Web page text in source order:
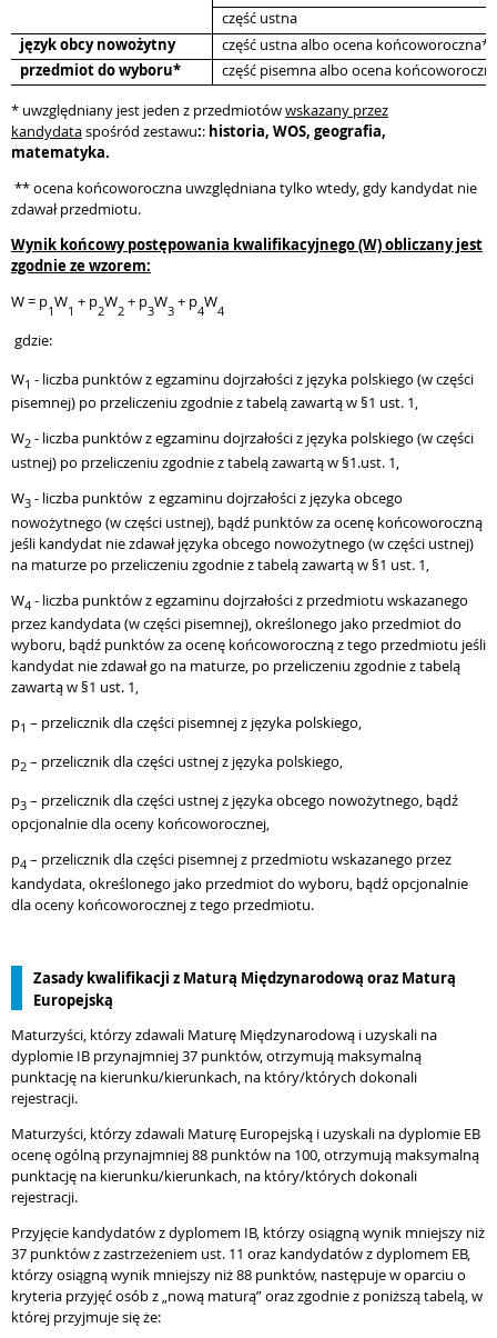
część ustna
język obcy nowożytny
część ustna albo ocena końcoworoczna**
przedmiot do wyboru*
część pisemna albo ocena
* uwzględniany jest jeden z przedmiotówwskazany przez
kandydataspośród zestawu:: historia, WOS, geografia,
matematyka.
** ocena końcoworoczna uwzględniana tylko wtedy, gdy kandydat nie
zdawał przedmiotu.
Wynik końcowy postępowania kwalifikacyjnego(W) obliczany jest
zgodnie ze wzorem:
W = p1W1 + p2W2 + p3W3 + p4W4
gdzie:
W1 - liczba punktów z egzaminu dojrzałości z języka polskiego (w części
pisemnej) po przeliczeniu zgodnie z tabelą zawartą w §1 ust. 1,
W2 - liczba punktów z egzaminu dojrzałości z języka polskiego (w części
ustnej) po przeliczeniu zgodnie z tabelą zawartą w §1.ust. 1,
W3 - liczba punktów z egzaminu dojrzałości z języka obcego
nowożytnego (w części ustnej), bądź punktów za ocenę końcoworoczną
jeśli kandydat nie zdawał języka obcego nowożytnego (w części ustnej)
na maturze po przeliczeniu zgodnie z tabelą zawartą w §1 ust. 1,
W4 - liczba punktów z egzaminu dojrzałości z przedmiotu wskazanego
przez kandydata (w części pisemnej), określonego jako przedmiot do
wyboru, bądź punktów za ocenę końcoworoczną z tego przedmiotu jeśli
kandydat nie zdawał go na maturze, po przeliczeniu zgodnie z tabelą
zawartą w §1 ust. 1,
p1 – przelicznik dla części pisemnej z języka polskiego,
p2 – przelicznik dla części ustnej z języka polskiego,
p3 – przelicznik dla części ustnej z języka obcego nowożytnego, bądź
opcjonalnie dla oceny końcoworocznej,
p4 – przelicznik dla części pisemnej z przedmiotu wskazanego przez
kandydata, określonego jako przedmiot do wyboru, bądź opcjonalnie
dla oceny końcoworocznej z tego przedmiotu.
Zasady kwalifikacji z Maturą Międzynarodową oraz Maturą
Europejską
Maturzyści, którzy zdawali Maturę Międzynarodową i uzyskali na
dyplomie IB przynajmniej 37 punktów, otrzymują maksymalną
punktację na kierunku/kierunkach, na który/których dokonali
rejestracji.
Maturzyści, którzy zdawali Maturę Europejską i uzyskali na dyplomie EB
ocenę ogólną przynajmniej 88 punktów na 100, otrzymują maksymalną
punktację na kierunku/kierunkach, na który/których dokonali
rejestracji.
Przyjęcie kandydatów z dyplomem IB, którzy osiągną wynik mniejszy niż
37 punktów z zastrzeżeniem ust. 11 oraz kandydatów z dyplomem EB,
którzy osiągną wynik mniejszy niż 88 punktów, następuje w oparciu o
kryteria przyjęć osób z „nową maturą” oraz zgodnie z poniższą tabelą, w
której przyjmuje się że: